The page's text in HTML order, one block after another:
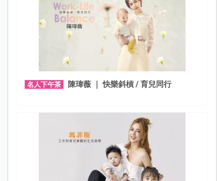
名人下午茶 陳瑋薇 ｜ 快樂斜槓 / 育兒同行